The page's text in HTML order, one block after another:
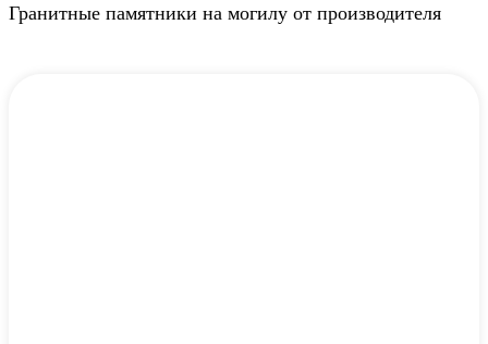
Гранитные памятники на могилу от производителя